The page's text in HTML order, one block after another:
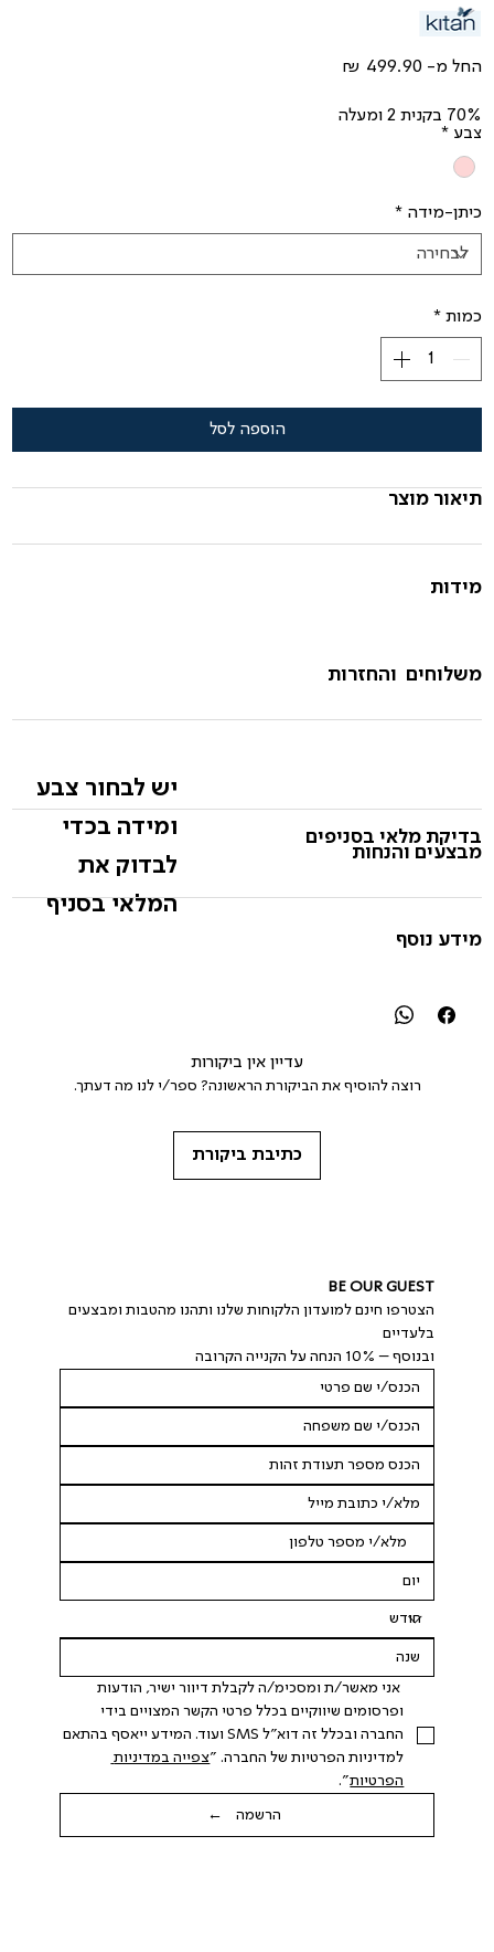
החל מ-
70% בקנית 2 ומעלה
צבע *
כיתן-מידה *
כמות *
הוספה לסל
תיאור מוצר
מידות
משלוחים והחזרות
יש לבחור צבע
ומידה בכדי
לבדוק את
המלאי בסניף
בדיקת מלאי בסניפים
מבצעים והנחות
מידע נוסף
עדיין אין ביקורות
רוצה להוסיף את הביקורת הראשונה? ספר/י לנו מה דעתך.
כתיבת ביקורת
BE OUR GUEST
הצטרפו חינם למועדון הלקוחות שלנו ותהנו מהטבות ומבצעים
בלעדיים
ובנוסף – 10% הנחה על הקנייה הקרובה
אני מאשר/ת ומסכימ/ה לקבלת דיוור ישיר, הודעות
החברה ובכלל זה דוא"ל SMS ועוד. המידע ייאסף בהתאם
למדיניות הפרטיות של החברה. "
צפייה במדיניות
הפרטיות".
הרשמה ←